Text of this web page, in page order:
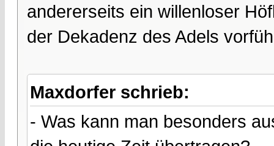
andererseits ein willenloser
der Dekadenz des Adels
Maxdorfer schrieb:
- Was kann man besonders